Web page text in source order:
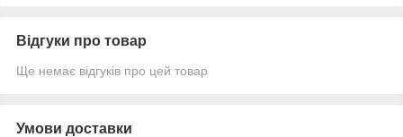
Відгуки про товар
Ще немає відгуків про цей товар
Умови доставки